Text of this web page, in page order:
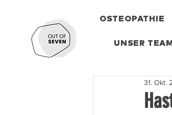
OSTEOPATHIE
UNSER TEAM
31. Okt.